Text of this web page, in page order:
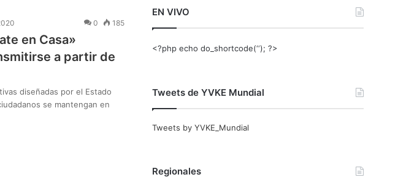
0 185
en Casa»
a partir de
diseñadas por el Estado
se mantengan en
EN VIVO
<?php echo do_shortcode(‘‘); ?>
Tweets de YVKE Mundial
Tweets by YVKE_Mundial
Regionales